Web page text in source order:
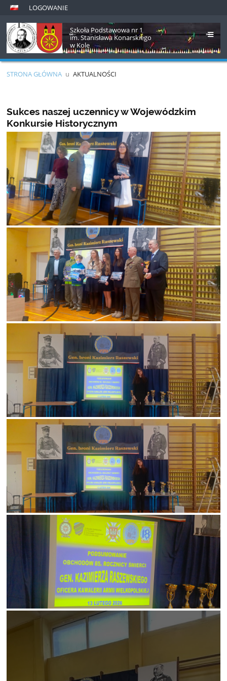
LOGOWANIE
Szkoła Podstawowa nr 1
im. Stanisława Konarskiego
w Kole
STRONA GŁÓWNA u AKTUALNOŚCI
Sukces naszej uczennicy w Wojewódzkim
Konkursie Historycznym